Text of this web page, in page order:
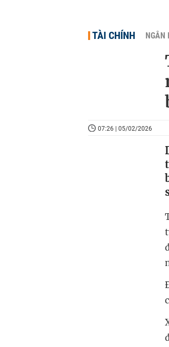
TÀI CHÍNH NGÂN
07:26 | 05/02/2026